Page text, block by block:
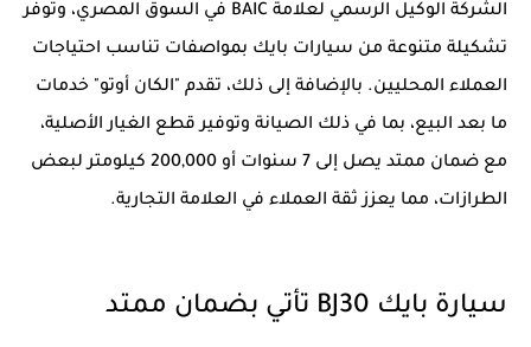
الشركة الوكيل الرسمي لعلامة BAIC في السوق المصري، وتوفر
تشكيلة متنوعة من سيارات بايك بمواصفات تناسب احتياجات
العملاء المحليين. بالإضافة إلى ذلك، تقدم "الكان أوتو" خدمات
ما بعد البيع، بما في ذلك الصيانة وتوفير قطع الغيار الأصلية،
مع ضمان ممتد يصل إلى 7 سنوات أو 200,000 كيلومتر لبعض
الطرازات، مما يعزز ثقة العملاء في العلامة التجارية.
سيارة بايك BJ30 تأتي بضمان ممتد